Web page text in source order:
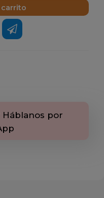
Háblanos por